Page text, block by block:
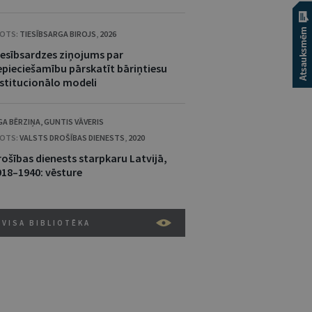
TIESĪBSARGA BIROJS, 2026
ziņojums par
pārskatīt bāriņtiesu
modeli
BĒRZIŅA, GUNTIS VĀVERIS
VALSTS DROŠĪBAS DIENESTS, 2020
dienests starpkaru Latvijā,
vēsture
VISA BIBLIOTĒKA